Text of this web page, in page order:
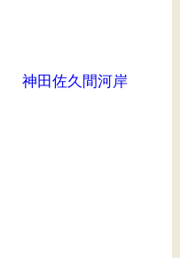
神田佐久間河岸